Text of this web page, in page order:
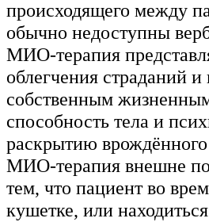
происходящего между
обычно недоступны
МИО-терапия
облегчения страданий и
собственным
способность тела и
раскрытию
МИО-терапия внешне
тем, что пациент во
кушетке, или